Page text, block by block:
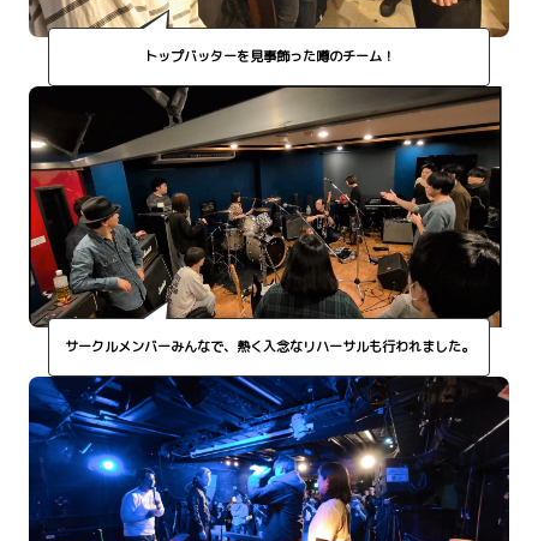
トップバッターを見事飾った噂のチーム！
サークルメンバーみんなで、熱く入念なリハーサルも行われました。